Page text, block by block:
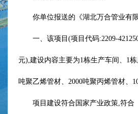
你单位报送的《湖北万合管业有
一、该项目(项目代码:2209-
元),建设内容主要为1栋生产车间、1
吨聚乙烯管材、2000吨聚丙烯管材、
项目建设符合国家产业政策,符